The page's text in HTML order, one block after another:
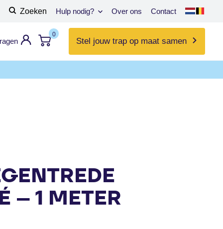
Zoeken Hulp nodig? Over ons Contact
0
Stel jouw trap op maat samen
– 1 METER